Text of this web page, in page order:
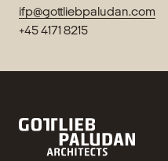
ifp@gottliebpaludan.com
+45 4171 8215